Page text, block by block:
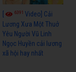
6391Video] Cải
Lương Xưa Một Thuở
Yêu Người Vũ Linh
Ngọc Huyền cải lương
xã hội hay nhất